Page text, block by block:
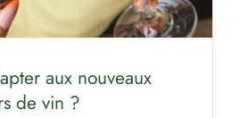
aux nouveaux
de vin ?